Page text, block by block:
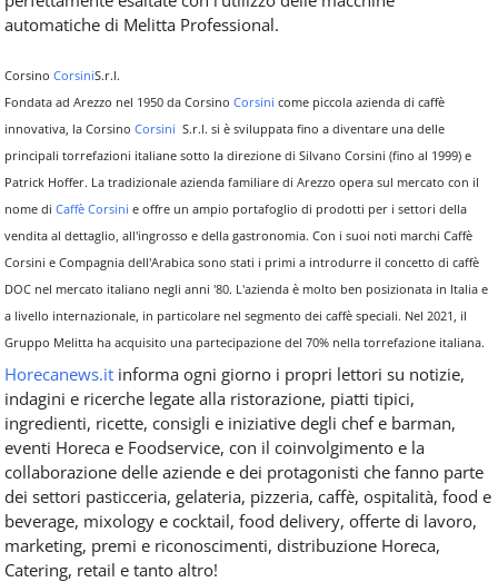
automatiche di Melitta Professional.
Corsino CorsiniS.r.l.
Fondata ad Arezzo nel 1950 da Corsino Corsini come piccola azienda di caffè
innovativa, la Corsino Corsini S.r.l. si è sviluppata fino a diventare una delle
principali torrefazioni italiane sotto la direzione di Silvano Corsini (fino al 1999) e
Patrick Hoffer. La tradizionale azienda familiare di Arezzo opera sul mercato con il
nome di Caffè Corsini e offre un ampio portafoglio di prodotti per i settori della
vendita al dettaglio, all'ingrosso e della gastronomia. Con i suoi noti marchi Caffè
Corsini e Compagnia dell'Arabica sono stati i primi a introdurre il concetto di caffè
DOC nel mercato italiano negli anni '80. L'azienda è molto ben posizionata in Italia e
a livello internazionale, in particolare nel segmento dei caffè speciali. Nel 2021, il
Gruppo Melitta ha acquisito una partecipazione del 70% nella torrefazione italiana.
Horecanews.it informa ogni giorno i propri lettori su notizie,
indagini e ricerche legate alla ristorazione, piatti tipici,
ingredienti, ricette, consigli e iniziative degli chef e barman,
eventi Horeca e Foodservice, con il coinvolgimento e la
collaborazione delle aziende e dei protagonisti che fanno parte
dei settori pasticceria, gelateria, pizzeria, caffè, ospitalità, food e
beverage, mixology e cocktail, food delivery, offerte di lavoro,
marketing, premi e riconoscimenti, distribuzione Horeca,
Catering, retail e tanto altro!